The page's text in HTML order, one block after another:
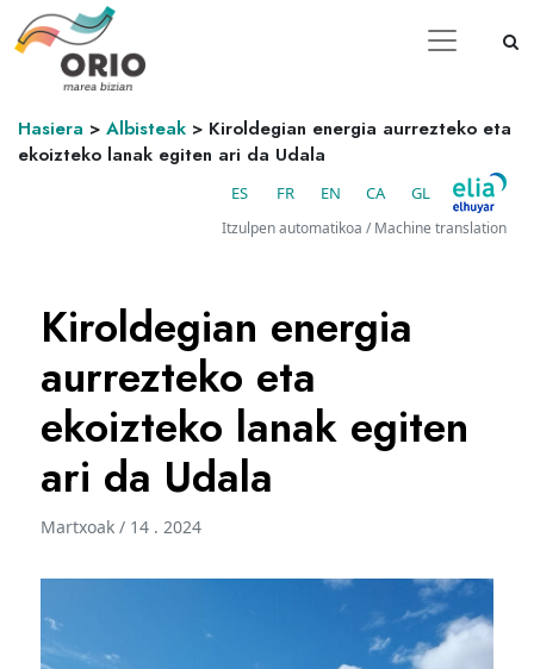
Hasiera > Albisteak > Kiroldegian energia aurrezteko eta
ekoizteko lanak egiten ari da Udala
ES FR EN CA GL
Itzulpen automatikoa / Machine translation
Kiroldegian energia
aurrezteko eta
ekoizteko lanak egiten
ari da Udala
Martxoak / 14 . 2024